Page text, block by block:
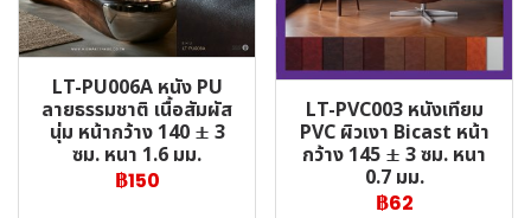
LT-PU006A หนัง PU
ลายธรรมชาติ เนื้อสัมผัส
นุ่ม หน้ากว้าง 140 ± 3
ซม. หนา 1.6 มม.
฿150
LT-PVC003 หนังเทียม
PVC ผิวเงา Bicast หน้า
กว้าง 145 ± 3 ซม. หนา
0.7 มม.
฿62